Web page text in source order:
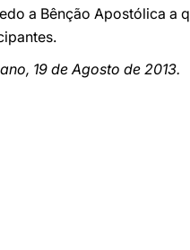
a Bênção Apostólica a
19 de Agosto de 2013.